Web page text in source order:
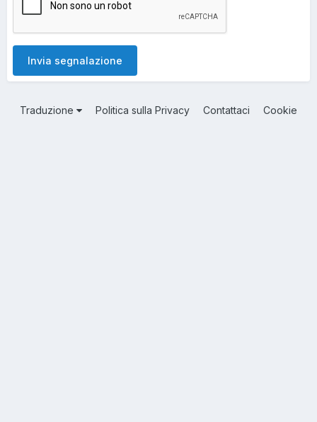
Invia segnalazione
Traduzione Politica sulla Privacy Contattaci Cookie